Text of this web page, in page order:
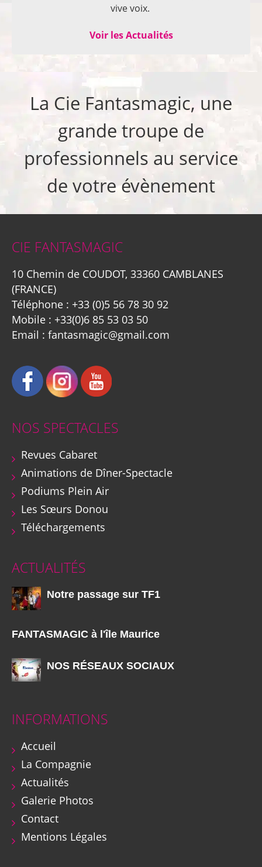
vive voix.
Voir les Actualités
La Cie Fantasmagic, une
grande troupe de
professionnels au service
de votre évènement
CIE FANTASMAGIC
10 Chemin de COUDOT, 33360 CAMBLANES
(FRANCE)
Téléphone : +33 (0)5 56 78 30 92
Mobile : +33(0)6 85 53 03 50
Email : fantasmagic@gmail.com
NOS SPECTACLES
Revues Cabaret
Animations de Dîner-Spectacle
Podiums Plein Air
Les Sœurs Donou
Téléchargements
ACTUALITÉS
Notre passage sur TF1
FANTASMAGIC à l'île Maurice
NOS RÉSEAUX SOCIAUX
INFORMATIONS
Accueil
La Compagnie
Actualités
Galerie Photos
Contact
Mentions Légales